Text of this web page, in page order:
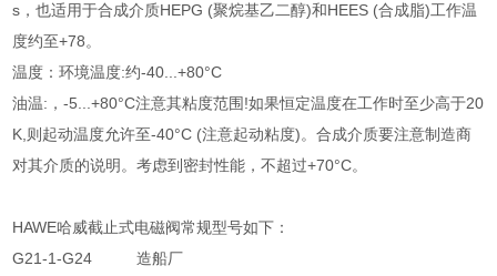
s，也适用于合成介质HEPG (聚烷基乙二醇)和HEES (合成脂)工作温
度约至+78。
温度：环境温度:约-40...+80°C
油温:，-5...+80°C注意其粘度范围!如果恒定温度在工作时至少高于20
K,则起动温度允许至-40°C (注意起动粘度)。合成介质要注意制造商
对其介质的说明。考虑到密封性能，不超过+70°C。
HAWE哈威截止式电磁阀常规型号如下：
G21-1-G24 造船厂